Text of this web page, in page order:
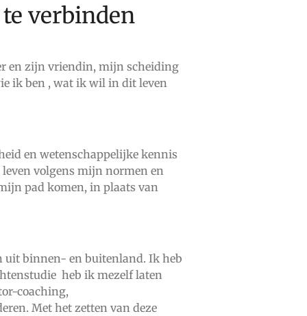
verbinden
en zijn vriendin, mijn scheiding
ik ben , wat ik wil in dit leven
en wetenschappelijke kennis
leven volgens mijn normen en
pad komen, in plaats van
uit binnen- en buitenland. Ik heb
heb ik mezelf laten
coaching,
Met het zetten van deze